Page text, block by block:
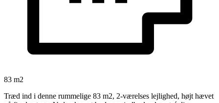
83 m2
Træd ind i denne rummelige 83 m2, 2-værelses lejlighed, højt hævet